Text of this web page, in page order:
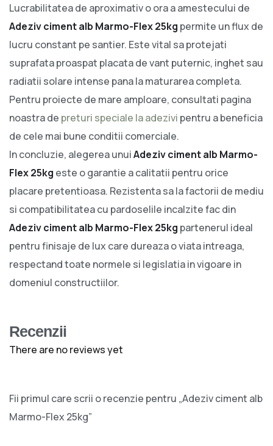
Lucrabilitatea de aproximativ o ora a amestecului de
Adeziv ciment alb Marmo-Flex 25kg permite un flux de
lucru constant pe santier. Este vital sa protejati
suprafata proaspat placata de vant puternic, inghet sau
radiatii solare intense pana la maturarea completa.
Pentru proiecte de mare amploare, consultati pagina
noastra de preturi speciale la adezivi pentru a beneficia
de cele mai bune conditii comerciale.
In concluzie, alegerea unuiAdeziv ciment alb Marmo-
Flex 25kg este o garantie a calitatii pentru orice
placare pretentioasa. Rezistenta sa la factorii de mediu
si compatibilitatea cu pardoselile incalzite fac din
Adeziv ciment alb Marmo-Flex 25kg partenerul ideal
pentru finisaje de lux care dureaza o viata intreaga,
respectand toate normele si legislatia in vigoare in
domeniul constructiilor.
Recenzii
There are no reviews yet
Fii primul care scrii o recenzie pentru „Adeziv ciment alb
Marmo-Flex 25kg”